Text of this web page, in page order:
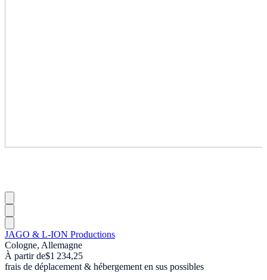
JAGO & L-ION Productions
Cologne, Allemagne
À partir de$1 234,25
frais de déplacement & hébergement en sus possibles